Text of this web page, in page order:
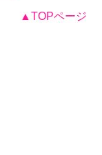
▲TOPページ